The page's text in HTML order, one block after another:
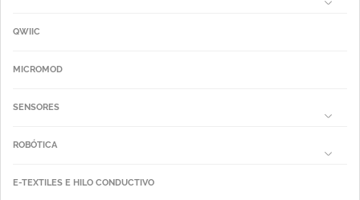
QWIIC
MICROMOD
SENSORES
ROBÓTICA
E-TEXTILES E HILO CONDUCTIVO